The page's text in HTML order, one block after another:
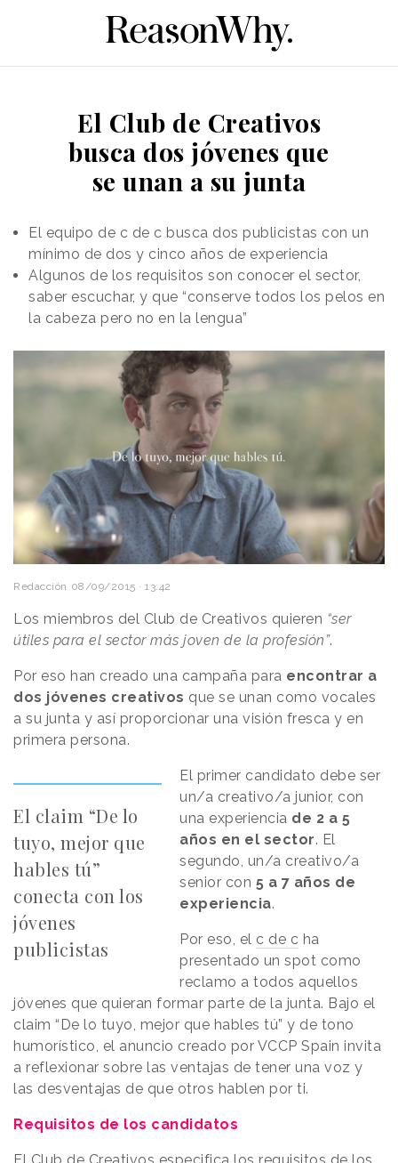
El Club de Creativos
busca dos jóvenes que
se unan a su junta
El equipo de c de c busca dos publicistas con un
mínimo de dos y cinco años de experiencia
Algunos de los requisitos son conocer el sector,
saber escuchar, y que “conserve todos los pelos en
la cabeza pero no en la lengua”
Redacción 08/09/2015 · 13:42
Los miembros del Club de Creativos quieren “ser
útiles para el sector más joven de la profesión”.
Por eso han creado una campaña para encontrar a
dos jóvenes creativos que se unan como vocales
a su junta y así proporcionar una visión fresca y en
primera persona.
El claim “De lo
tuyo, mejor que
hables tú”
conecta con los
jóvenes
publicistas
El primer candidato debe ser
un/a creativo/a junior, con
una experiencia de 2 a 5
años en el sector. El
segundo, un/a creativo/a
senior con 5 a 7 años de
experiencia.
Por eso, el c de c ha
presentado un spot como
reclamo a todos aquellos
jóvenes que quieran formar parte de la junta. Bajo el
claim “De lo tuyo, mejor que hables tú” y de tono
humorístico, el anuncio creado por VCCP Spain invita
a reflexionar sobre las ventajas de tener una voz y
las desventajas de que otros hablen por ti.
Requisitos de los candidatos